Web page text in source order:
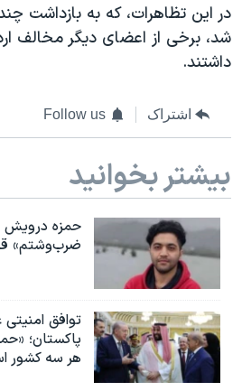
در این تظاهرات، که به بازداشت
شد، برخی از اعضای دیگر مخالف
داشتند.
اشتراک Follow us
بیشتر بخوانید
حمزه درویش
ضرب‌وشتم»
توافق امنیتی
پاکستان؛
هر سه کشور